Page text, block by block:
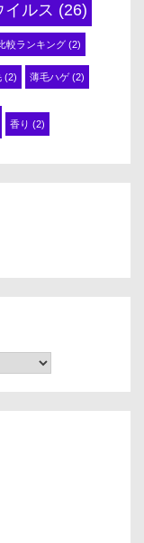
イルス (26)
較ランキング (2)
(2) 薄毛ハゲ(2)
香り (2)